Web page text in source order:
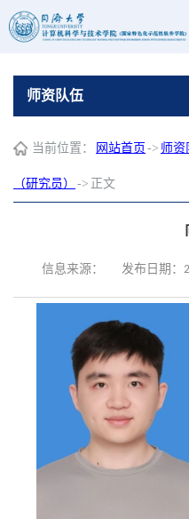
师资队伍
当前位置： 网站首页 -> 师资
（研究员） -> 正文
信息来源： 发布日期：